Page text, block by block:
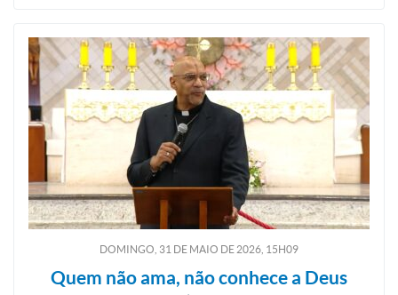
DOMINGO, 31 DE MAIO DE 2026, 15H09
Quem não ama, não conhece a Deus